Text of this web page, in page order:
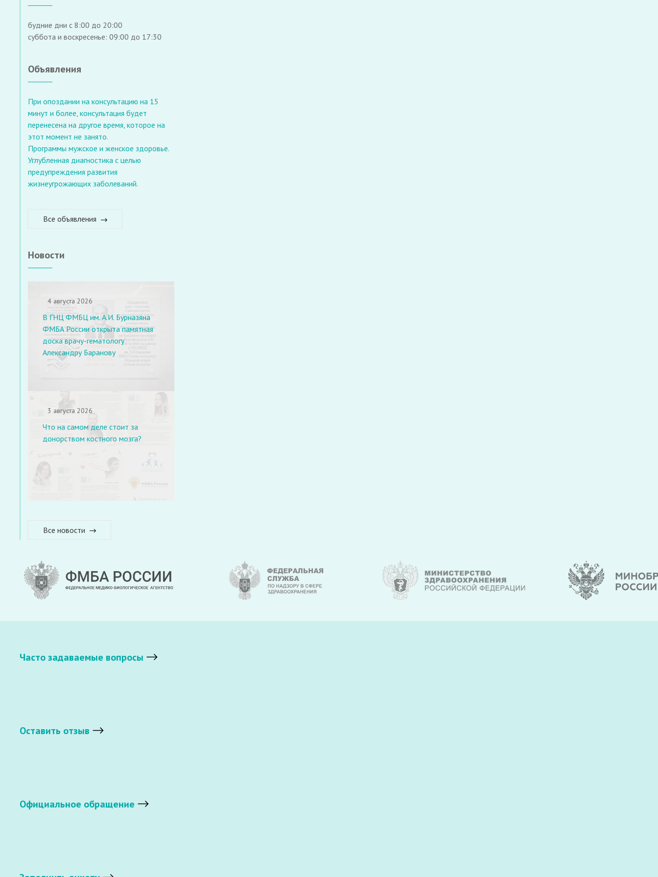
будние дни с 8:00 до 20:00
суббота и воскресенье: 09:00 до 17:30
Объявления
При опоздании на консультацию на 15
минут и более, консультация будет
перенесена на другое время, которое на
этот момент не занято.
Программы мужское и женское здоровье.
Углубленная диагностика с целью
предупреждения развития
жизнеугрожающих заболеваний.
Все объявления
Новости
4 августа 2026
В ГНЦ ФМБЦ им. А.И. Бурназяна
ФМБА России открыта памятная
доска врачу-гематологу
Александру Баранову
3 августа 2026
Что на самом деле стоит за
донорством костного мозга?
Все новости
Часто задаваемые вопросы
Оставить отзыв
Официальное обращение